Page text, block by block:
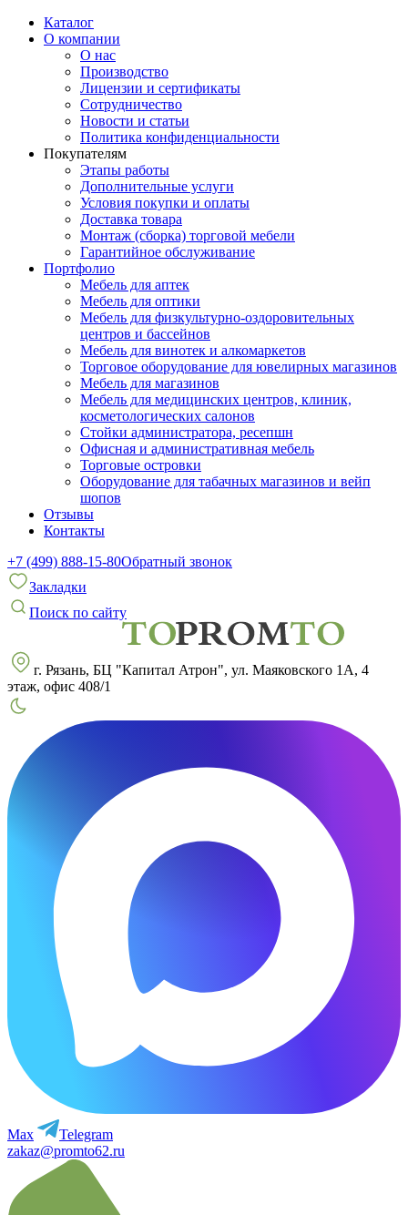
Каталог
О компании
О нас
Производство
Лицензии и сертификаты
Сотрудничество
Новости и статьи
Политика конфиденциальности
Покупателям
Этапы работы
Дополнительные услуги
Условия покупки и оплаты
Доставка товара
Монтаж (сборка) торговой мебели
Гарантийное обслуживание
Портфолио
Мебель для аптек
Мебель для оптики
Мебель для физкультурно-оздоровительных
центров и бассейнов
Мебель для винотек и алкомаркетов
Торговое оборудование для ювелирных магазинов
Мебель для магазинов
Мебель для медицинских центров, клиник,
косметологических салонов
Стойки администратора, ресепшн
Офисная и административная мебель
Торговые островки
Оборудование для табачных магазинов и вейп
шопов
Отзывы
Контакты
+7 (499) 888-15-80Обратный звонок
Закладки
Поиск по сайту
г. Рязань, БЦ "Капитал Атрон", ул. Маяковского 1А, 4
этаж, офис 408/1
Max
Telegram
zakaz@promto62.ru